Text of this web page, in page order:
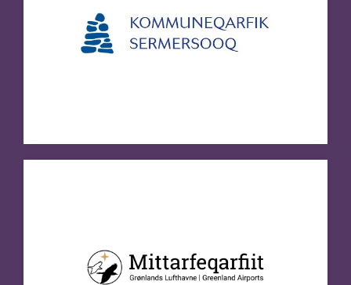
Mittarfeqarfiit A/S
Naalakkersuisut Government of
Greenland